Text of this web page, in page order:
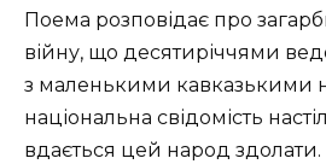
Поема розповідає про
війну, що десятиріччями
з маленькими кавказькими
національна свідомість
вдається цей народ здолати.